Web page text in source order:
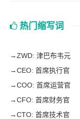
热门缩写词
→ZWD: 津巴布韦元
→CEO: 首席执行官
→COO: 首席运营官
→CFO: 首席财务官
→CTO: 首席技术官